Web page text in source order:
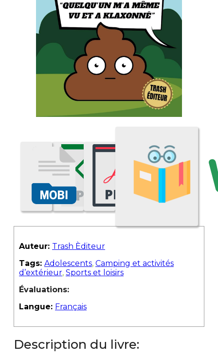
Auteur: Trash Èditeur
Tags: Adolescents, Camping et activités
d’extérieur, Sports et loisirs
Évaluations:
Langue: Français
Description du livre: